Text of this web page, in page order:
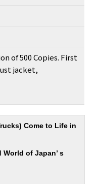
of 500 Copies. First
jacket,
Come to Life in
of Japan’ s